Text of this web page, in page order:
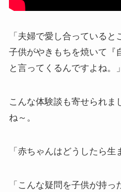
「夫婦で愛し合っていると
子供がやきもちを焼いて『
と言ってくるんですよね。」
こんな体験談も寄せられま
ね～。
「赤ちゃんはどうしたら生
「こんな疑問を子供が持